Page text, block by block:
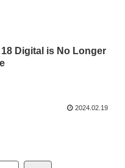
18 Digital is No Longer
2024.02.19